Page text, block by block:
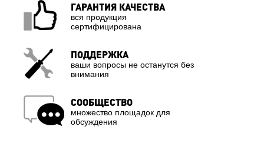
ГАРАНТИЯ КАЧЕСТВА
вся продукция
сертифицирована
ПОДДЕРЖКА
ваши вопросы не останутся без
внимания
СООБЩЕСТВО
множество площадок для
обсуждения